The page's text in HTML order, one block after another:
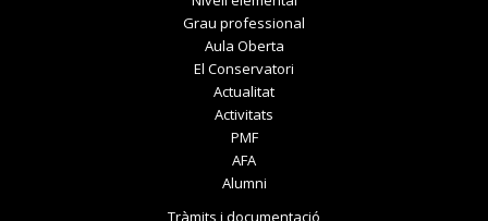
Grau professional
Aula Oberta
El Conservatori
Actualitat
Activitats
PMF
AFA
Alumni
Tràmits i documentació